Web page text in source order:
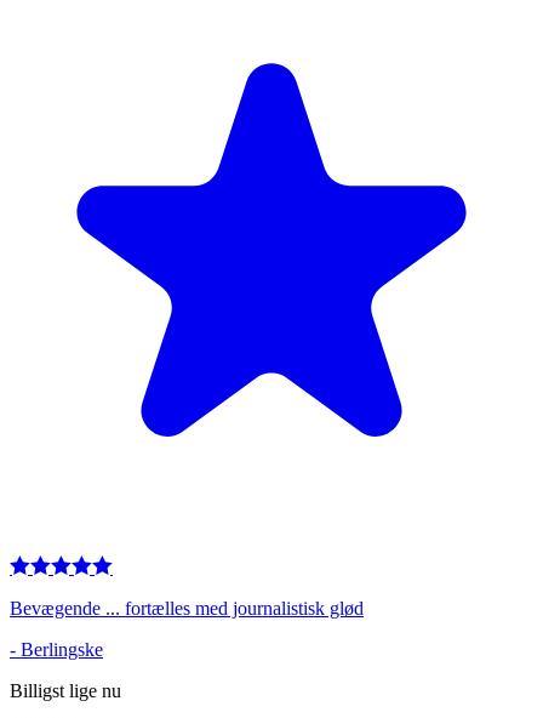
Bevægende ... fortælles med journalistisk glød
- Berlingske
Billigst lige nu